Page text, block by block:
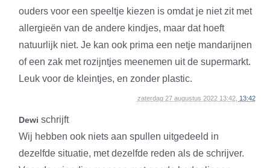
ouders voor een speeltje kiezen is omdat je niet zit met
allergieën van de andere kindjes, maar dat hoeft
natuurlijk niet. Je kan ook prima een netje mandarijnen
of een zak met rozijntjes meenemen uit de supermarkt.
Leuk voor de kleintjes, en zonder plastic.
zaterdag 27 augustus 2022 13:42, 13:42
Dewi schrijft
Wij hebben ook niets aan spullen uitgedeeld in
dezelfde situatie, met dezelfde reden als de schrijver.